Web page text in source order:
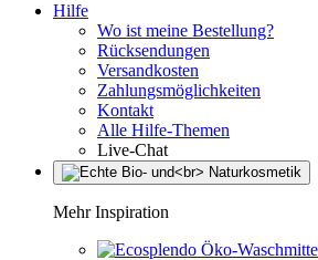
Hilfe
Wo ist meine Bestellung?
Rücksendungen
Versandkosten
Zahlungsmöglichkeiten
Kontakt
Alle Hilfe-Themen
Live-Chat
Mehr Inspiration
Öko-